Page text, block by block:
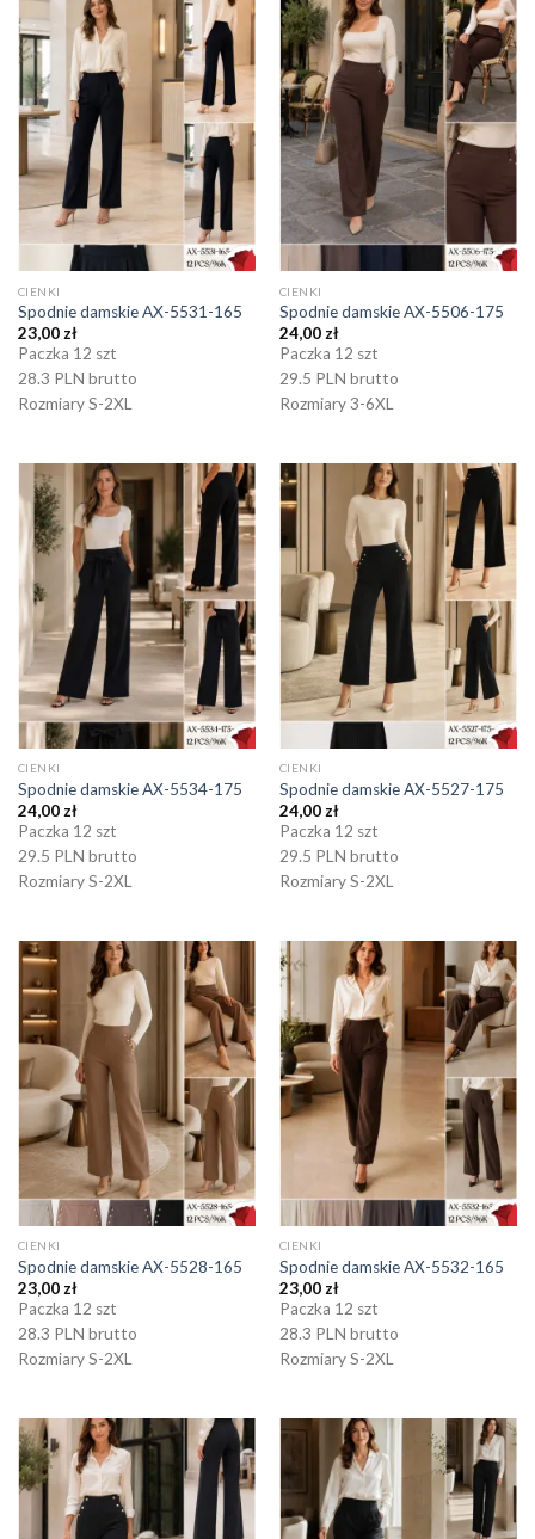
CIENKI
Spodnie damskie AX-5531-165
23,00zł
Paczka 12 szt
28.3 PLN brutto
Rozmiary S-2XL
CIENKI
Spodnie damskie AX-5506-175
24,00zł
Paczka 12 szt
29.5 PLN brutto
Rozmiary 3-6XL
CIENKI
Spodnie damskie AX-5534-175
24,00 zł
Paczka 12 szt
29.5 PLN brutto
Rozmiary S-2XL
CIENKI
Spodnie damskie AX-5527-175
24,00 zł
Paczka 12 szt
29.5 PLN brutto
Rozmiary S-2XL
CIENKI
Spodnie damskie AX-5528-165
23,00 zł
Paczka 12 szt
28.3 PLN brutto
Rozmiary S-2XL
CIENKI
Spodnie damskie AX-5532-165
23,00 zł
Paczka 12 szt
28.3 PLN brutto
Rozmiary S-2XL